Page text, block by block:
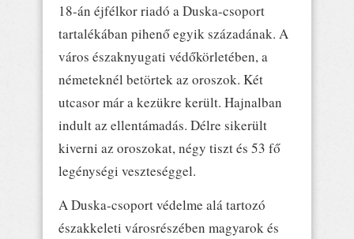
18-án éjfélkor riadó a Duska-csoport
tartalékában pihenő egyik századának. A
város északnyugati védőkörletében, a
németeknél betörtek az oroszok. Két
utcasor már a kezükre került. Hajnalban
indult az ellentámadás. Délre sikerült
kiverni az oroszokat, négy tiszt és 53 fő
legénységi veszteséggel.
A Duska-csoport védelme alá tartozó
északkeleti városrészében magyarok és